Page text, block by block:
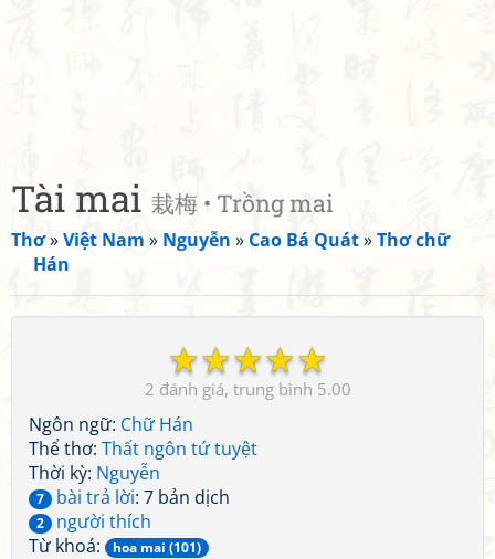
Tài mai 栽梅 • Trồng mai
Thơ»Việt Nam » Nguyễn » Cao Bá Quát»Thơ chữ
Hán
☆
☆
☆
☆
☆
2 5.00
Ngôn ngữ: Chữ Hán
Thể thơ: Thất ngôn tứ tuyệt
Thời kỳ: Nguyễn
7 bài trả lời: 7 bản dịch
2
người thích
Từ khoá:
hoa mai (101)